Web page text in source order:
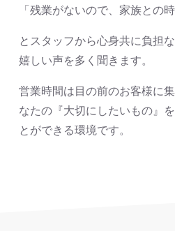
「残業がないので、家族との
とスタッフから心身共に負担
嬉しい声を多く聞きます。
営業時間は目の前のお客様に
なたの『大切にしたいもの』
とができる環境です。